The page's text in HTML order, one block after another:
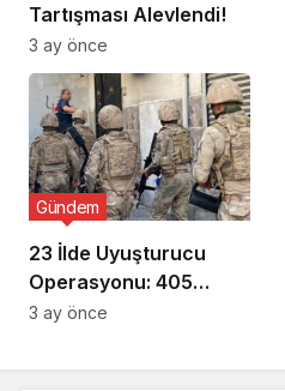
Tartışması Alevlendi!
3 ay önce
23 İlde Uyuşturucu
Operasyonu: 405
Gözaltı!
Gündem
3 ay önce